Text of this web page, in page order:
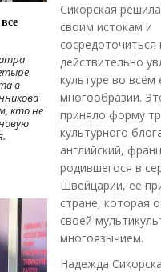
в
кто не
Сикорская
своим истокам и
действительно
культуре во всём
многообразии.
приняло форму
культурного
английский,
родившегося в
Швейцарии, её
стране, которая
своей
многоязычием.
Надежда